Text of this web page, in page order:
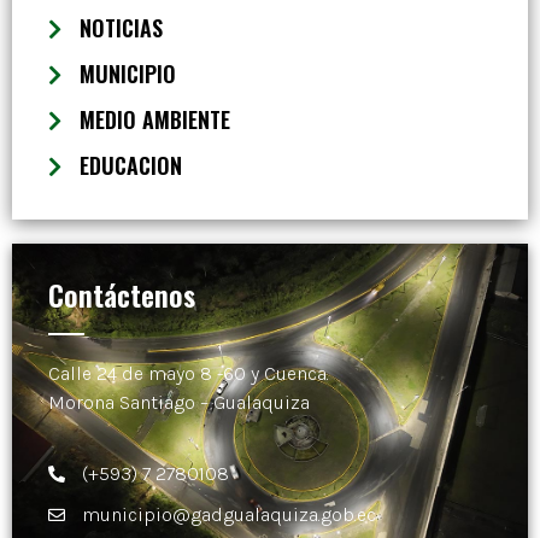
NOTICIAS
MUNICIPIO
MEDIO AMBIENTE
EDUCACION
Contáctenos
Calle 24 de mayo 8 -60 y Cuenca.
Morona Santiago – Gualaquiza
(+593) 7 2780108
municipio@gadgualaquiza.gob.ec